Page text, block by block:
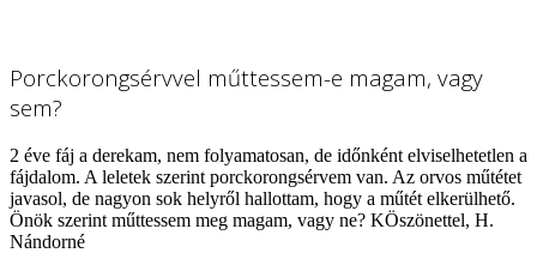
Porckorongsérvvel műttessem-e magam, vagy
sem?
2 éve fáj a derekam, nem folyamatosan, de időnként elviselhetetlen a
fájdalom. A leletek szerint porckorongsérvem van. Az orvos műtétet
javasol, de nagyon sok helyről hallottam, hogy a műtét elkerülhető.
Önök szerint műttessem meg magam, vagy ne? KÖszönettel, H.
Nándorné